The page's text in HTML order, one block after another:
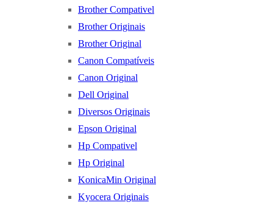
Brother Compativel
Brother Originais
Brother Original
Canon Compatíveis
Canon Original
Dell Original
Diversos Originais
Epson Original
Hp Compativel
Hp Original
KonicaMin Original
Kyocera Originais